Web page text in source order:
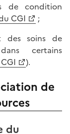
de condition
CGI
;
des soins de
certains
).
de
du